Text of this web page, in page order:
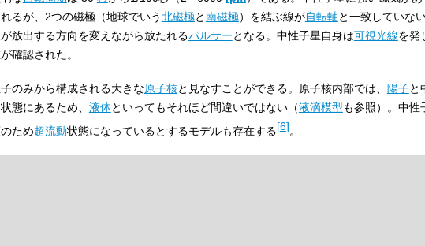
るが、2つの磁極（地球でいう北磁極と南磁極）を結ぶ線が自転軸と一致していな
放出する方向を変えながら放たれるパルサーとなる。中性子星自身は可視光線を発
確認された。
のみから構成される大きな原子核と見なすことができる。原子核内部では、 陽子と
態にあるため、 液体といってもそれほど間違いではない（液滴模型も参照）。中性
ため超流動状態になっているとするモデルも存在する[6]。